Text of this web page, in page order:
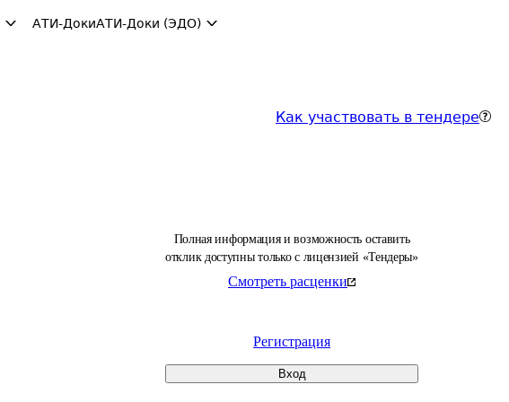
АТИ-ДокиАТИ-Доки (ЭДО)
Как участвовать в тендере
Полная информация и возможность оставить
отклик доступны только с лицензией «Тендеры»
Смотреть расценки
Регистрация
Вход